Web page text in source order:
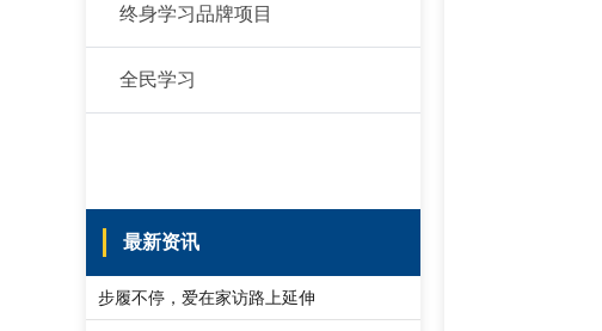
终身学习品牌项目
全民学习
最新资讯
步履不停，爱在家访路上延伸